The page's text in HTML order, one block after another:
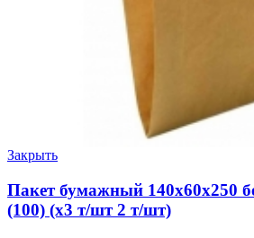
Закрыть
Пакет бумажный 140х60х250
(100) (х3 т/шт 2 т/шт)